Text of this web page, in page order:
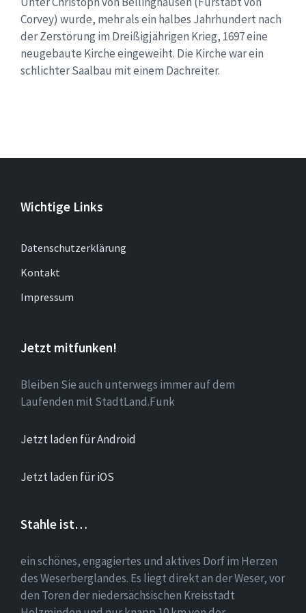
Corvey) wurde, mehr als ein halbes Jahrhundert nach
der Zerstörung im Dreißigjährigen Krieg, 1697 eine
neugebaute Kirche eingeweiht. Die Kirche war ein
schlichter Saalbau mit einem Dachreiter.
Wichtige Links
Datenschutzerklärung
Kontakt
Impressum
Jetzt mitfunken!
Bleiben Sie auch unterwegs immer auf dem
Laufenden mit StadtLand.Funk
Jetzt laden für Android
Jetzt laden für iOS
Stahle ist…
ein schönes, engagiertes und aktives Dorf im Herzen
des Weserberglandes. Es liegt direkt an der Weser, vor
den Toren der niedersächsischen Kreisstadt